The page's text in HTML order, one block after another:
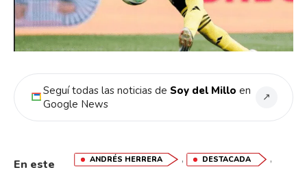
Seguí todas las noticias de Soy del Millo en
Google News
↗
En este ANDRÉS HERRERA , DESTACADA
,